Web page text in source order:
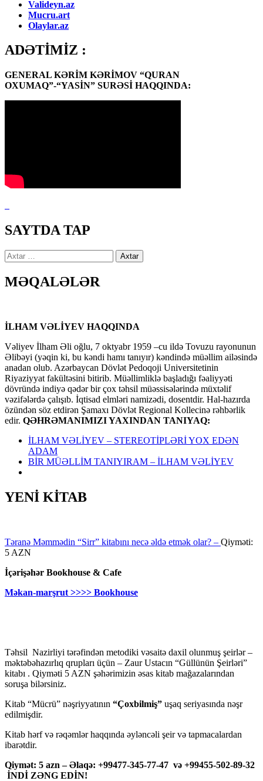
Valideyn.az
Mucru.art
Olaylar.az
ADƏTİMİZ :
GENERAL KƏRİM KƏRİMOV “QURAN
OXUMAQ”-“YASİN” SURƏSİ HAQQINDA:
SAYTDA TAP
Axtarış:
MƏQALƏLƏR
İLHAM VƏLİYEV HAQQINDA
Vəliyev İlham Əli oğlu, 7 oktyabr 1959 –cu ildə Tovuzu rayonunun
Əlibəyi (yəqin ki, bu kəndi hamı tanıyır) kəndində müəllim ailəsində
anadan olub. Azərbaycan Dövlət Pedoqoji Universitetinin
Riyaziyyat fakültəsini bitirib. Müəllimliklə başladığı fəaliyyəti
dövründə indiyə qədər bir çox təhsil müəssisələrində müxtəlif
vəzifələrdə çalışıb. İqtisad elmləri namizədi, dosentdir. Hal-hazırda
özündən söz etdirən Şamaxı Dövlət Regional Kollecinə rəhbərlik
edir. QƏHRƏMANIMIZI YAXINDAN TANIYAQ:
İLHAM VƏLİYEV – STEREOTİPLƏRİ YOX EDƏN
ADAM
BİR MÜƏLLİM TANIYIRAM – İLHAM VƏLİYEV
YENİ KİTAB
Təranə Məmmədin “Sirr” kitabını necə əldə etmək olar? – Qiyməti:
5 AZN
İçərişəhər Bookhouse & Cafe
Məkan-marşrut >>>> Bookhouse
Təhsil Nazirliyi tərəfindən metodiki vəsaitə daxil olunmuş şeirlər –
məktəbəhazırlıq qrupları üçün – Zaur Ustacın “Güllünün Şeirləri”
kitabı . Qiyməti 5 AZN şəhərimizin əsas kitab mağazalarından
soruşa bilərsiniz.
Kitab “Mücrü” nəşriyyatının “Çoxbilmiş” uşaq seriyasında nəşr
edilmişdir.
Kitab hərf və rəqəmlər haqqında əyləncəli şeir və tapmacalardan
ibarətdir.
Qiymət: 5 azn – Əlaqə: +99477-345-77-47 və +99455-502-89-32
İNDİ ZƏNG EDİN!